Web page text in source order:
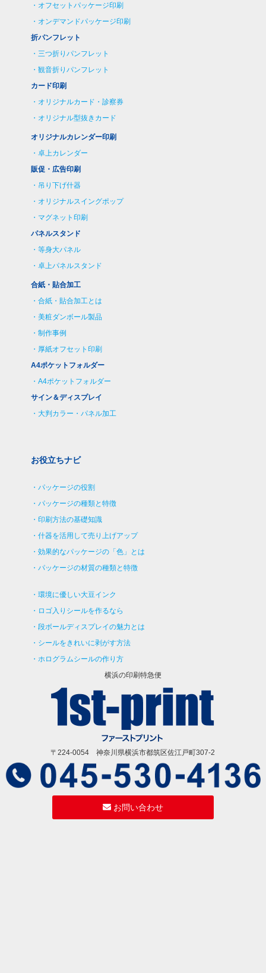
オフセットパッケージ印刷
オンデマンドパッケージ印刷
折パンフレット
三つ折りパンフレット
観音折りパンフレット
カード印刷
オリジナルカード・診察券
オリジナル型抜きカード
オリジナルカレンダー印刷
卓上カレンダー
販促・広告印刷
吊り下げ什器
オリジナルスイングポップ
マグネット印刷
パネルスタンド
等身大パネル
卓上パネルスタンド
合紙・貼合加工
合紙・貼合加工とは
美粧ダンボール製品
制作事例
厚紙オフセット印刷
A4ポケットフォルダー
A4ポケットフォルダー
サイン＆ディスプレイ
大判カラー・パネル加工
お役立ちナビ
パッケージの役割
パッケージの種類と特徴
印刷方法の基礎知識
什器を活用して売り上げアップ
効果的なパッケージの「色」とは
パッケージの材質の種類と特徴
環境に優しい大豆インク
ロゴ入りシールを作るなら
段ボールディスプレイの魅力とは
シールをきれいに剥がす方法
ホログラムシールの作り方
横浜の印刷特急便
〒224-0054 神奈川県横浜市都筑区佐江戸町307-2
お問い合わせ